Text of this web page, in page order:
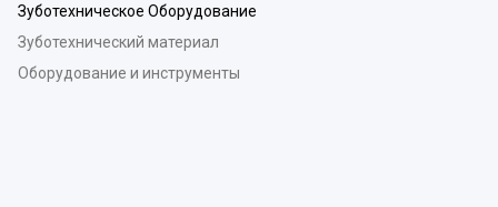
Зуботехническое Оборудование
Зуботехнический материал
Оборудование и инструменты